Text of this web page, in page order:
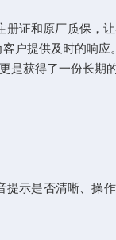
和原厂质保，
提供及时的响
获得了一份长期
是否清晰、操